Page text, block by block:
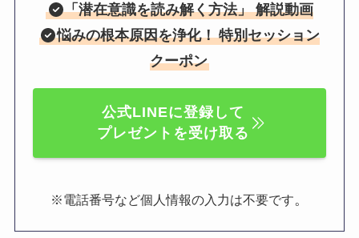
「潜在意識を読み解く方法」 解説動画
悩みの根本原因を浄化！ 特別セッション
クーポン
公式LINEに登録して
プレゼントを受け取る
※電話番号など個人情報の入力は不要です。